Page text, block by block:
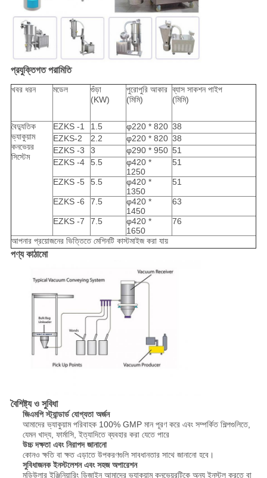
প্রযুক্তিগত পরামিতি
খবর ধরন মডেল
গুঁড়া
(KW)
পুরোপুরি আকার
(মিমি)
ব্যাস সাকশন পাইপ
(মিমি)
বৈদ্যুতিক
ভ্যাকুয়াম
কনভেয়র
সিস্টেম
EZKS -1 1.5 φ220 * 820 38
EZKS-2
2.2 φ220 * 820 38
EZKS -3
3 φ290 * 950 51
EZKS -4
5.5
φ420 *
1250
51
EZKS -5 5.5
φ420 *
1350
51
EZKS -6 7.5
φ420 *
1450
63
EZKS -7 7.5
φ420 *
1650
76
আপনার প্রয়োজনের ভিত্তিতে মেশিনটি কাস্টমাইজ করা যায়
পণ্য কাঠামো
বৈশিষ্ট্য ও সুবিধা
জিএমপি স্ট্যান্ডার্ড যোগ্যতা অর্জন
আমাদের ভ্যাকুয়াম পরিবাহক 100% GMP মান পূরণ করে এবং সম্পর্কিত শিল্পগুলিতে,
যেমন খাদ্য, ফার্মাসি, ইত্যাদিতে ব্যবহার করা যেতে পারে
উচ্চ দক্ষতা এবং নিরাপদ জানানো
কোনও ক্ষতি বা ক্ষত এড়াতে উপকরণগুলি সাবধানতার সাথে জানানো হবে।
সুবিধাজনক ইনস্টলেশন এবং সহজ অপারেশন
মডিউলার ইঞ্জিনিয়ারিং ডিজাইন আমাদের ভ্যাকুয়াম কনভেয়রটিকে অন্য ইনস্টল করতে বা